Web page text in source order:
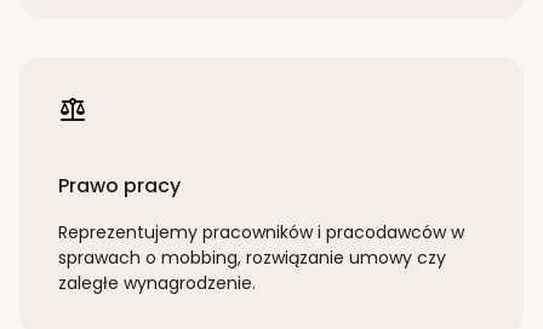
Prawo pracy
Reprezentujemy pracowników i pracodawców w
sprawach o mobbing, rozwiązanie umowy czy
zaległe wynagrodzenie.